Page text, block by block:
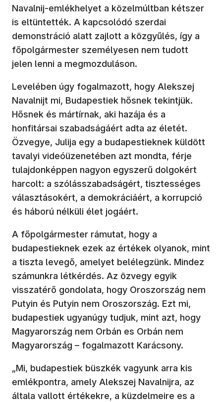
Navalnij-emlékhelyet a közelmúltban kétszer
is eltüntették. A kapcsolódó szerdai
demonstráció alatt zajlott a közgyűlés, így a
főpolgármester személyesen nem tudott
jelen lenni a megmozduláson.
Levelében úgy fogalmazott, hogy Alekszej
Navalnijt mi, Budapestiek hősnek tekintjük.
Hősnek és mártírnak, aki hazája és a
honfitársai szabadságáért adta az életét.
Özvegye, Julija egy a budapestieknek küldött
tavalyi videóüzenetében azt mondta, férje
tulajdonképpen nagyon egyszerű dolgokért
harcolt: a szólásszabadságért, tisztességes
választásokért, a demokráciáért, a korrupció
és háború nélküli élet jogáért.
A főpolgármester rámutat, hogy a
budapestieknek ezek az értékek olyanok, mint
a tiszta levegő, amelyet belélegzünk. Mindez
számunkra létkérdés. Az özvegy egyik
visszatérő gondolata, hogy Oroszország nem
Putyin és Putyin nem Oroszország. Ezt mi,
budapestiek ugyanúgy tudjuk, mint azt, hogy
Magyarország nem Orbán es Orbán nem
Magyarország – fogalmazott Karácsony.
„Mi, budapestiek büszkék vagyunk arra kis
emlékpontra, amely Alekszej Navalnijra, az
általa vallott értékekre, a küzdelmeire es a